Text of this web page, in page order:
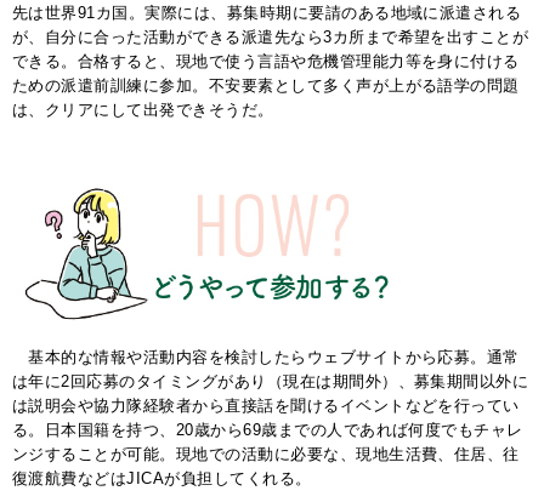
先は世界91カ国。実際には、募集時期に要請のある地域に派遣される
が、自分に合った活動ができる派遣先なら3カ所まで希望を出すことが
できる。合格すると、現地で使う言語や危機管理能力等を身に付ける
ための派遣前訓練に参加。不安要素として多く声が上がる語学の問題
は、クリアにして出発できそうだ。
基本的な情報や活動内容を検討したらウェブサイトから応募。通常
は年に2回応募のタイミングがあり（現在は期間外）、募集期間以外に
は説明会や協力隊経験者から直接話を聞けるイベントなどを行ってい
る。日本国籍を持つ、20歳から69歳までの人であれば何度でもチャレ
ンジすることが可能。現地での活動に必要な、現地生活費、住居、往
復渡航費などはJICAが負担してくれる。